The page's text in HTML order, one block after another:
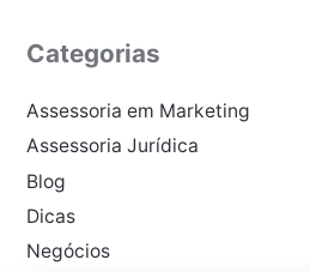
Categorias
Assessoria em Marketing
Assessoria Jurídica
Blog
Dicas
Negócios